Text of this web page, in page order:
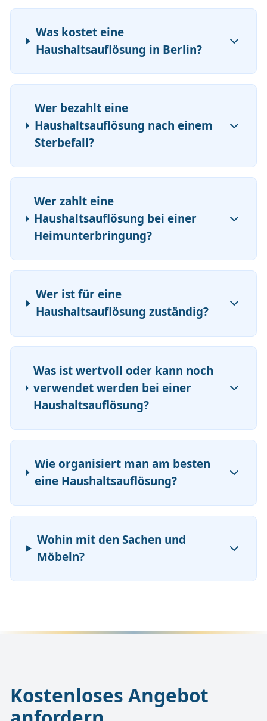
Was kostet eine
Haushaltsauflösung in Berlin?
Wer bezahlt eine
Haushaltsauflösung nach einem
Sterbefall?
Wer zahlt eine
Haushaltsauflösung bei einer
Heimunterbringung?
Wer ist für eine
Haushaltsauflösung zuständig?
Was ist wertvoll oder kann noch
verwendet werden bei einer
Haushaltsauflösung?
Wie organisiert man am besten
eine Haushaltsauflösung?
Wohin mit den Sachen und
Möbeln?
Kostenloses Angebot